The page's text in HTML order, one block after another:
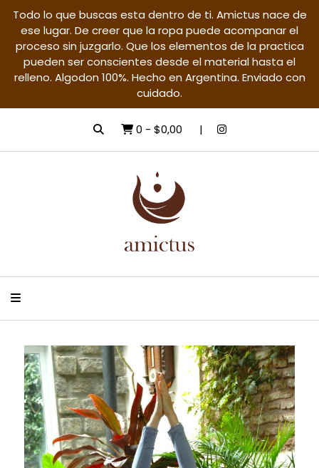
Todo lo que buscas esta dentro de ti. Amictus nace de
ese lugar. De creer que la ropa puede acompanar el
proceso sin juzgarlo. Que los elementos de la practica
pueden ser conscientes desde el material hasta el
relleno. Algodon 100%. Hecho en Argentina. Enviado con
cuidado.
0 - $0,00